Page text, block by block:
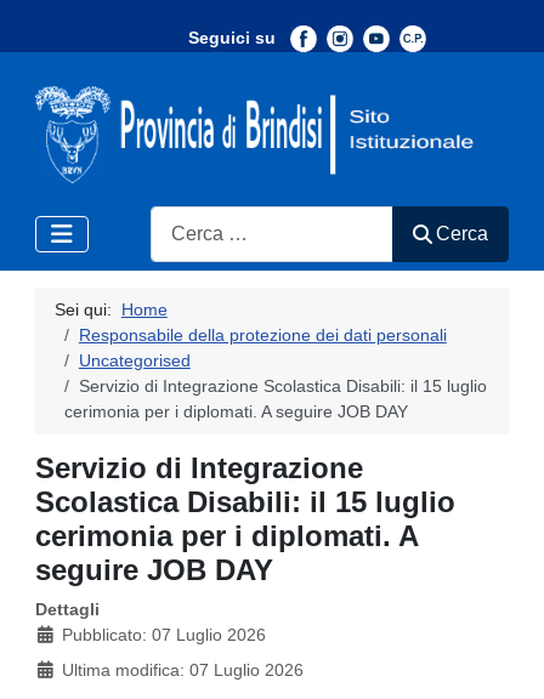
Seguici su
Search
Cerca
Sei qui: Home
Responsabile della protezione dei dati personali
Uncategorised
Servizio di Integrazione Scolastica Disabili: il 15 luglio
cerimonia per i diplomati. A seguire JOB DAY
Servizio di Integrazione
Scolastica Disabili: il 15 luglio
cerimonia per i diplomati. A
seguire JOB DAY
Dettagli
Pubblicato: 07 Luglio 2026
Ultima modifica: 07 Luglio 2026